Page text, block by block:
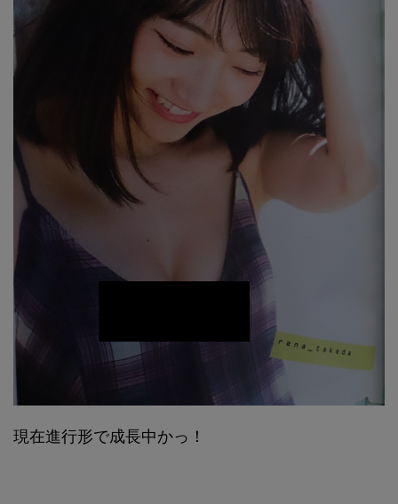
現在進行形で成長中かっ！